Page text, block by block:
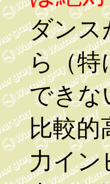
ダンス
ら（特
できな
比較的
力イン